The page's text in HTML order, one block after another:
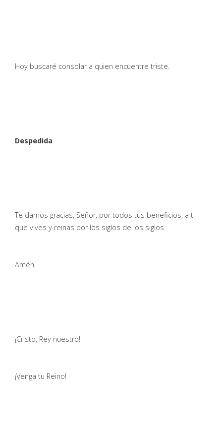
Hoy buscaré consolar a quien encuentre triste.
Despedida
Te damos gracias, Señor, por todos tus beneficios, a ti
que vives y reinas por los siglos de los siglos.
Amén.
¡Cristo, Rey nuestro!
¡Venga tu Reino!